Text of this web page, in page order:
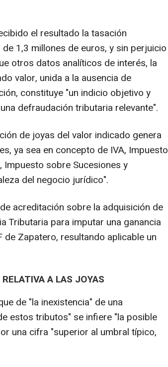
el resultado la tasación
1,3 millones de euros, y sin perjuicio
otros datos analíticos de interés, la
valor, unida a la ausencia de
constituye "un indicio objetivo y
defraudación tributaria relevante".
de joyas del valor indicado genera
ya sea en concepto de IVA, Impuesto
sobre Sucesiones y
del negocio jurídico".
acreditación sobre la adquisición de
Tributaria para imputar una ganancia
Zapatero, resultando aplicable un
A LAS JOYAS
de "la inexistencia" de una
estos tributos" se infiere "la posible
una cifra "superior al umbral típico,